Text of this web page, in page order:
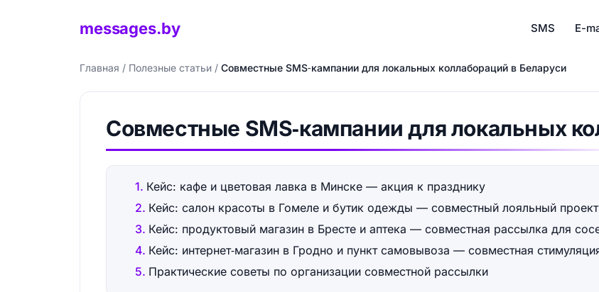
messages.by SMS E-
Главная / Полезные статьи / Совместные SMS‑кампании для локальных коллабораций в Беларуси
Совместные SMS‑кампании для локальных
Кейс: кафе и цветовaя лавка в Минске — акция к празднику
Кейс: салон красоты в Гомеле и бутик одежды — совместный лояльный проект
Кейс: продуктовый магазин в Бресте и аптека — совместная рассылка для
Кейс: интернет‑магазин в Гродно и пункт самовывоза — совместная
Практические советы по организации совместной рассылки